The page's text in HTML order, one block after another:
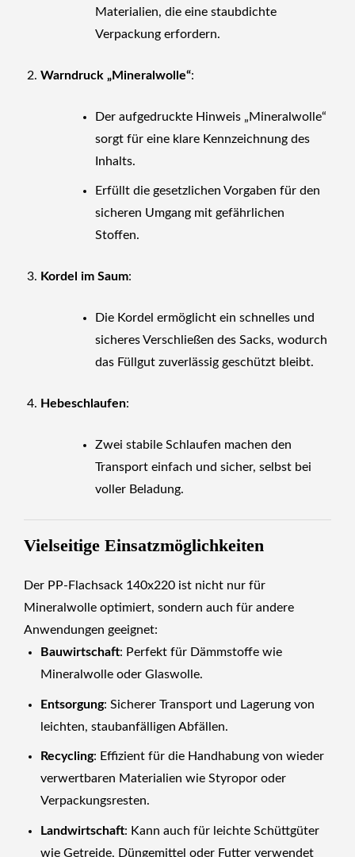
Materialien, die eine staubdichte
Verpackung erfordern.
Warndruck „Mineralwolle“:
Der aufgedruckte Hinweis „Mineralwolle“
sorgt für eine klare Kennzeichnung des
Inhalts.
Erfüllt die gesetzlichen Vorgaben für den
sicheren Umgang mit gefährlichen
Stoffen.
Kordel im Saum:
Die Kordel ermöglicht ein schnelles und
sicheres Verschließen des Sacks, wodurch
das Füllgut zuverlässig geschützt bleibt.
Hebeschlaufen:
Zwei stabile Schlaufen machen den
Transport einfach und sicher, selbst bei
voller Beladung.
Vielseitige Einsatzmöglichkeiten
Der PP-Flachsack 140x220 ist nicht nur für
Mineralwolle optimiert, sondern auch für andere
Anwendungen geeignet:
Bauwirtschaft: Perfekt für Dämmstoffe wie
Mineralwolle oder Glaswolle.
Entsorgung: Sicherer Transport und Lagerung von
leichten, staubanfälligen Abfällen.
Recycling: Effizient für die Handhabung von wieder
verwertbaren Materialien wie Styropor oder
Verpackungsresten.
Landwirtschaft: Kann auch für leichte Schüttgüter
wie Getreide, Düngemittel oder Futter verwendet